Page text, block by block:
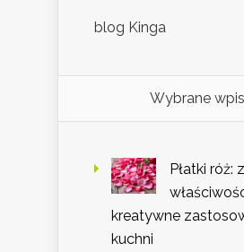
blog Kinga
Wybrane
Płatki róż:
kreatywne
kuchni